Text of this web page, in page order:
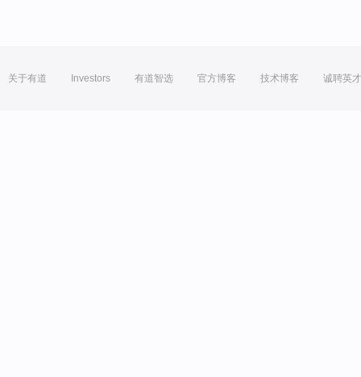
关于有道 Investors 有道智选 官方博客 技术博客 诚聘英才